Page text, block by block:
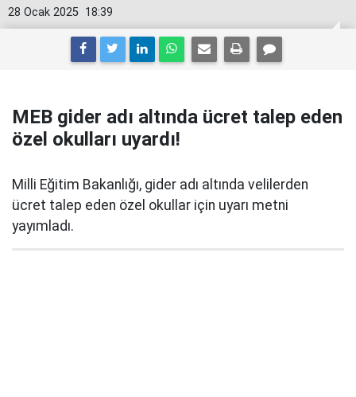
18:39
28 Ocak 2025
MEB gider adı altında ücret talep eden
özel okulları uyardı!
Milli Eğitim Bakanlığı, gider adı altında velilerden
ücret talep eden özel okullar için uyarı metni
yayımladı.